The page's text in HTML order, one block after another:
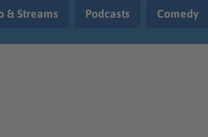
& Streams Podcasts Comedy